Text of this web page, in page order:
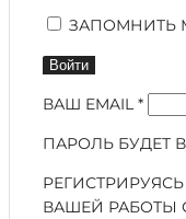
ЗАПОМНИТЬ
Войти
ВАШ EMAIL*
ПАРОЛЬ БУДЕТ
ВАШЕЙ РАБОТЫ